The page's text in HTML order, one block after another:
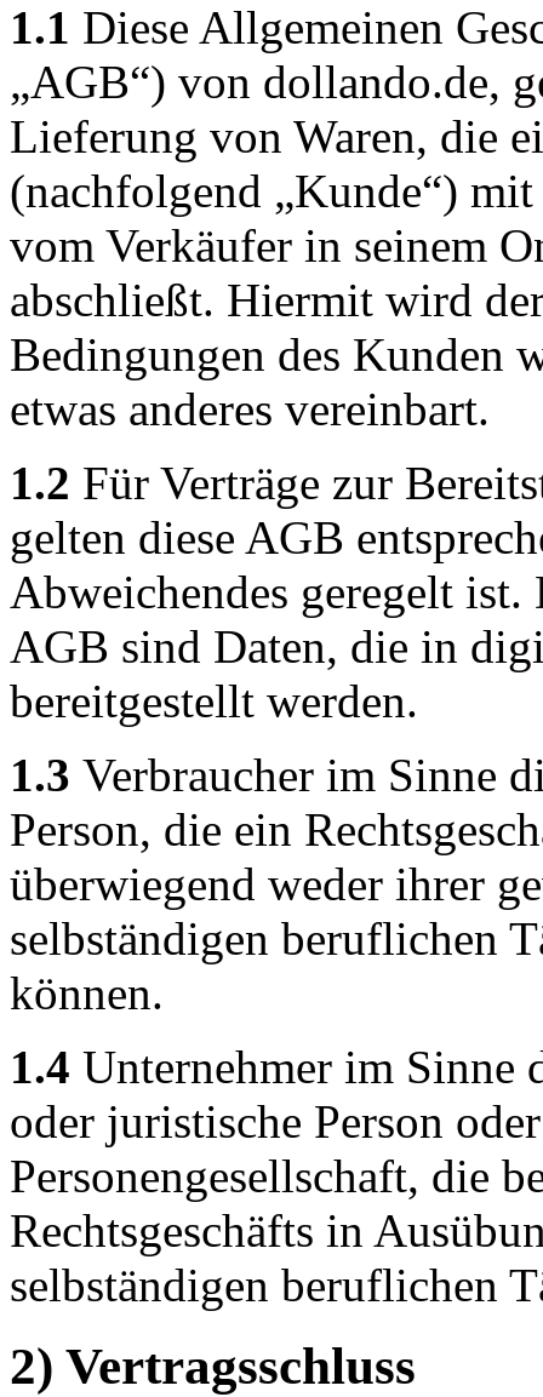
1.1 Diese Allgemeinen
„AGB“) von dollando.de,
Lieferung von Waren, die
(nachfolgend „Kunde“)
vom Verkäufer in seinem
abschließt. Hiermit wird
Bedingungen des Kunden
etwas anderes vereinbart.
1.2 Für Verträge zur
gelten diese AGB
Abweichendes geregelt
AGB sind Daten, die in
bereitgestellt werden.
1.3 Verbraucher im Sinne
Person, die ein
überwiegend weder ihrer
selbständigen beruflichen
können.
1.4 Unternehmer im Sinne
oder juristische Person
Personengesellschaft, die
Rechtsgeschäfts in
selbständigen beruflichen
2) Vertragsschluss